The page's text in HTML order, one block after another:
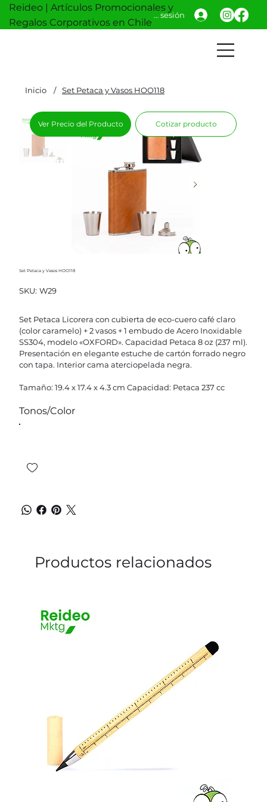
Reideo | Artículos Promocionales y
Regalos Corporativos en Chile
Iniciar sesión
Inicio / Set Petaca y Vasos HOO118
Set Petaca y Vasos HOO118
SKU: SKU
W29
W29
Set Petaca Licorera con cubierta de eco-cuero café claro
(color caramelo) + 2 vasos + 1 embudo de Acero Inoxidable
SS304, modelo «OXFORD». Capacidad Petaca 8 oz (237 ml).
Presentación en elegante estuche de cartón forrado negro
con tapa. Interior cama aterciopelada negra.
Tamaño: 19.4 x 17.4 x 4.3 cm Capacidad: Petaca 237 cc
Tonos/Color
Ver Precio del Producto Cotizar producto
Productos relacionados